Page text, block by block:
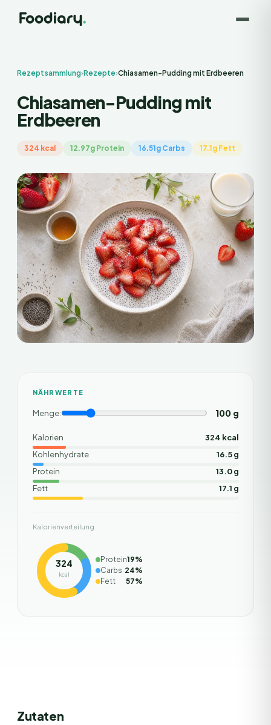
Rezeptsammlung›Rezepte›Chiasamen-Pudding mit Erdbeeren
Chiasamen-Pudding mit
Erdbeeren
324 kcal 12.97g Protein 16.51g Carbs 17.1g Fett
NÄHRWERTE
Menge: 100g
Kalorien
324 kcal
Kohlenhydrate
16.5 g
Protein
13.0 g
Fett
17.1 g
Kalorienverteilung
324
kcal
Protein19%
Carbs 24%
Fett
57%
Zutaten